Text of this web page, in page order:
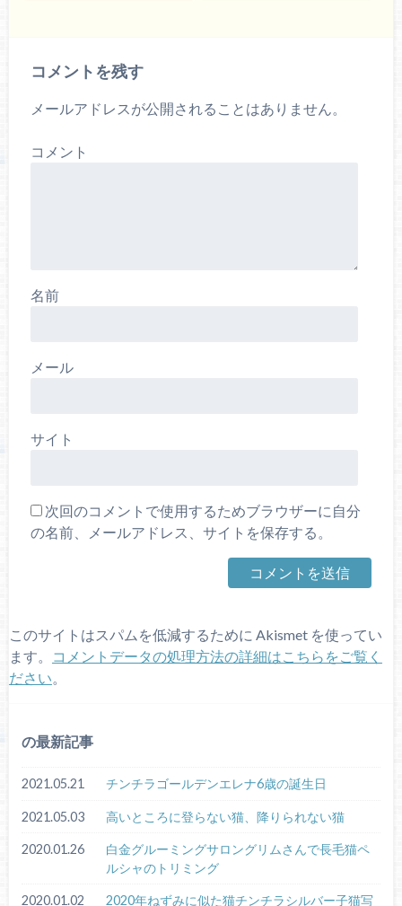
コメントを残す
メールアドレスが公開されることはありません。
コメント
名前
メール
サイト
次回のコメントで使用するためブラウザーに自分
の名前、メールアドレス、サイトを保存する。
このサイトはスパムを低減するために Akismet を使ってい
ます。
コメントデータの処理方法の詳細はこちらをご覧く
ださい
の最新記事
2021.05.21 チンチラゴールデンエレナ6歳の誕生日
2021.05.03 高いところに登らない猫、降りられない猫
2020.01.26
白金グルーミングサロングリムさんで長毛猫ペ
ルシャのトリミング
2020.01.02 2020年ねずみに似た猫チンチラシルバー子猫写